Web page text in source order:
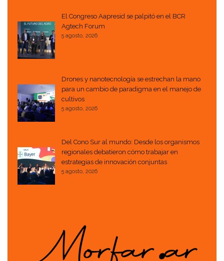
El Congreso Aapresid se palpitó en el BCR
Agtech Forum
5 agosto, 2026
Drones y nanotecnología se estrechan la mano
para un cambio de paradigma en el manejo de
cultivos
5 agosto, 2026
Del Cono Sur al mundo: Desde los organismos
regionales debatieron cómo trabajar en
estrategias de innovación conjuntas
5 agosto, 2026